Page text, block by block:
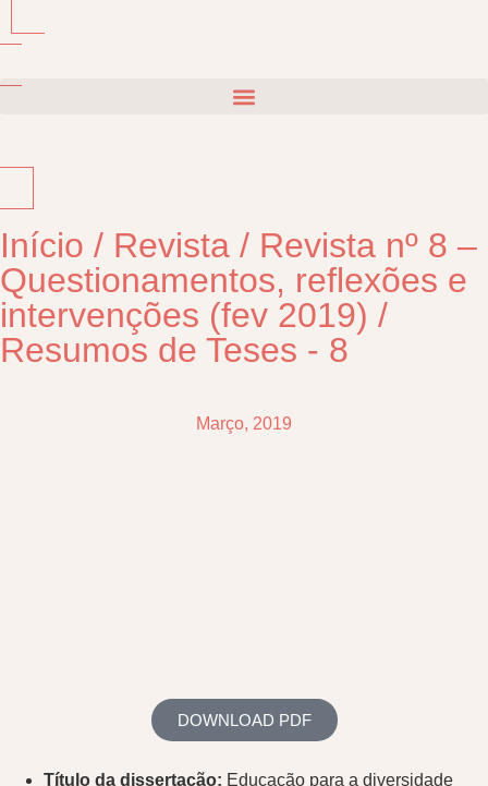
Início / Revista / Revista nº 8 –
Questionamentos, reflexões e
intervenções (fev 2019) /
Resumos de Teses - 8
Março, 2019
DOWNLOAD PDF
Título da dissertação: Educação para a diversidade